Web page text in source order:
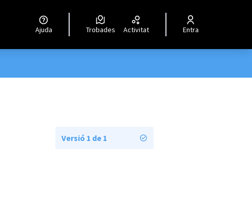
Ajuda Trobades Activitat Entra
Versió 1 de 1